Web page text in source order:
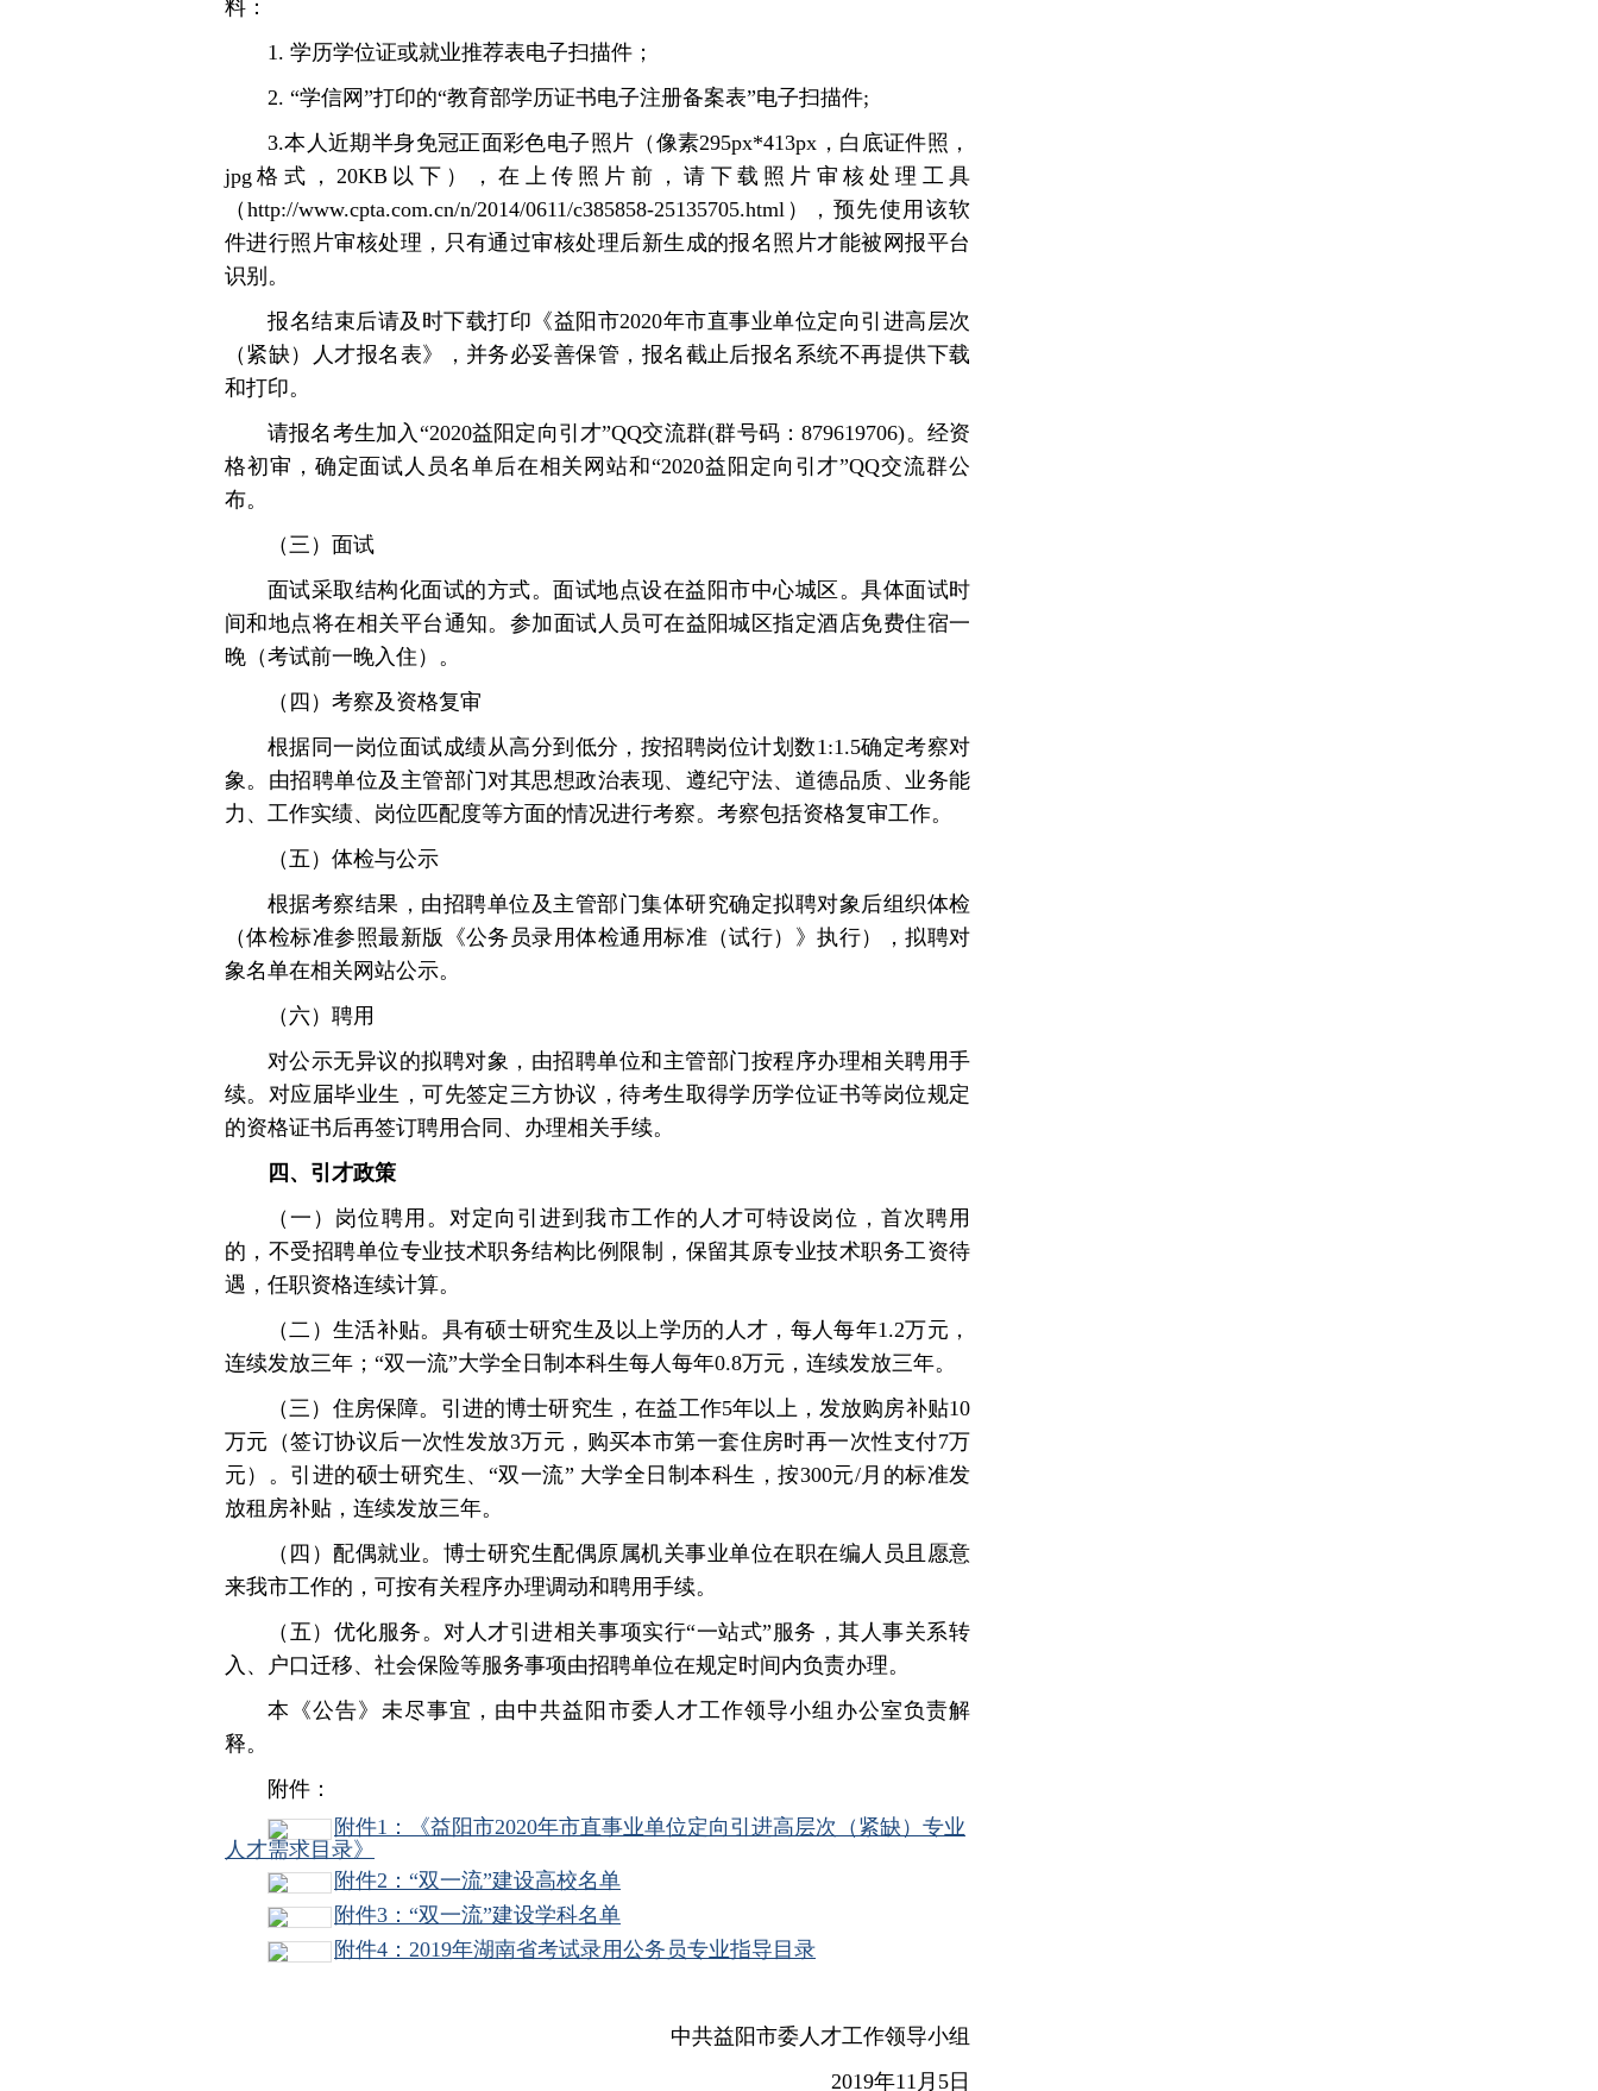
料：
1. 学历学位证或就业推荐表电子扫描件；
2. “学信网”打印的“教育部学历证书电子注册备案表”电子扫描件;
3.本人近期半身免冠正面彩色电子照片（像素295px*413px，白底证件照，
jpg格式，20KB以下），在上传照片前，请下载照片审核处理工具
（http://www.cpta.com.cn/n/2014/0611/c385858-25135705.html），预先使用该软
件进行照片审核处理，只有通过审核处理后新生成的报名照片才能被网报平台
识别。
报名结束后请及时下载打印《益阳市2020年市直事业单位定向引进高层次
（紧缺）人才报名表》，并务必妥善保管，报名截止后报名系统不再提供下载
和打印。
请报名考生加入“2020益阳定向引才”QQ交流群(群号码：879619706)。经资
格初审，确定面试人员名单后在相关网站和“2020益阳定向引才”QQ交流群公
布。
（三）面试
面试采取结构化面试的方式。面试地点设在益阳市中心城区。具体面试时
间和地点将在相关平台通知。参加面试人员可在益阳城区指定酒店免费住宿一
晚（考试前一晚入住）。
（四）考察及资格复审
根据同一岗位面试成绩从高分到低分，按招聘岗位计划数1:1.5确定考察对
象。由招聘单位及主管部门对其思想政治表现、遵纪守法、道德品质、业务能
力、工作实绩、岗位匹配度等方面的情况进行考察。考察包括资格复审工作。
（五）体检与公示
根据考察结果，由招聘单位及主管部门集体研究确定拟聘对象后组织体检
（体检标准参照最新版《公务员录用体检通用标准（试行）》执行），拟聘对
象名单在相关网站公示。
（六）聘用
对公示无异议的拟聘对象，由招聘单位和主管部门按程序办理相关聘用手
续。对应届毕业生，可先签定三方协议，待考生取得学历学位证书等岗位规定
的资格证书后再签订聘用合同、办理相关手续。
四、引才政策
（一）岗位聘用。对定向引进到我市工作的人才可特设岗位，首次聘用
的，不受招聘单位专业技术职务结构比例限制，保留其原专业技术职务工资待
遇，任职资格连续计算。
（二）生活补贴。具有硕士研究生及以上学历的人才，每人每年1.2万元，
连续发放三年；“双一流”大学全日制本科生每人每年0.8万元，连续发放三年。
（三）住房保障。引进的博士研究生，在益工作5年以上，发放购房补贴10
万元（签订协议后一次性发放3万元，购买本市第一套住房时再一次性支付7万
元）。引进的硕士研究生、“双一流” 大学全日制本科生，按300元/月的标准发
放租房补贴，连续发放三年。
（四）配偶就业。博士研究生配偶原属机关事业单位在职在编人员且愿意
来我市工作的，可按有关程序办理调动和聘用手续。
（五）优化服务。对人才引进相关事项实行“一站式”服务，其人事关系转
入、户口迁移、社会保险等服务事项由招聘单位在规定时间内负责办理。
本《公告》未尽事宜，由中共益阳市委人才工作领导小组办公室负责解
释。
附件：
附件1：《益阳市2020年市直事业单位定向引进高层次（紧缺）专业
人才需求目录》
附件2：“双一流”建设高校名单
附件3：“双一流”建设学科名单
附件4：2019年湖南省考试录用公务员专业指导目录
中共益阳市委人才工作领导小组
2019年11月5日